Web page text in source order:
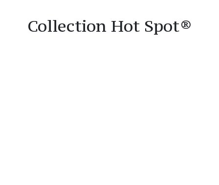
Collection Hot Spot®